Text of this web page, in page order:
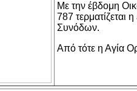
Με την έβδομη
787 τερματίζεται
Συνόδων.
Από τότε η Αγία